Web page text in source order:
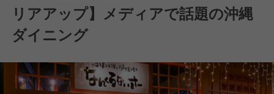
リアアップ】メディアで話題の沖縄
ダイニング